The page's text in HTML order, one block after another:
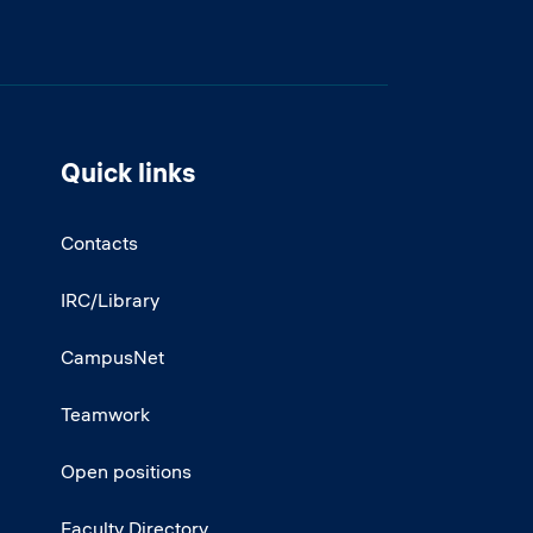
Quick links
Contacts
IRC/Library
CampusNet
Teamwork
Open positions
Faculty Directory